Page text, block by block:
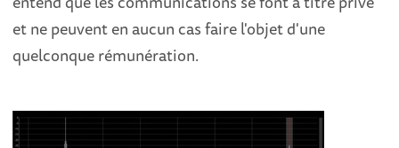
et ne peuvent en aucun cas faire l'objet d'une
quelconque rémunération.